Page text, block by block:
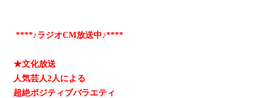
****♪ラジオCM放送中♪****
★文化放送
人気芸人2人による
超絶ポジティブバラエティ